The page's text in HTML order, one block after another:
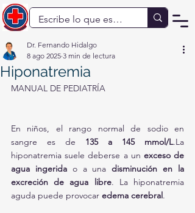
Hiponatremia
Dr. Fernando Hidalgo
8 ago 2025 3 min de lectura
MANUAL DE PEDIATRÍA
En niños, el rango normal de sodio en
sangre es de 135 a 145 mmol/L.La
hiponatremia suele deberse a un exceso de
agua ingerida o a una disminución en la
excreción de agua libre. La hiponatremia
aguda puede provocar edema cerebral.